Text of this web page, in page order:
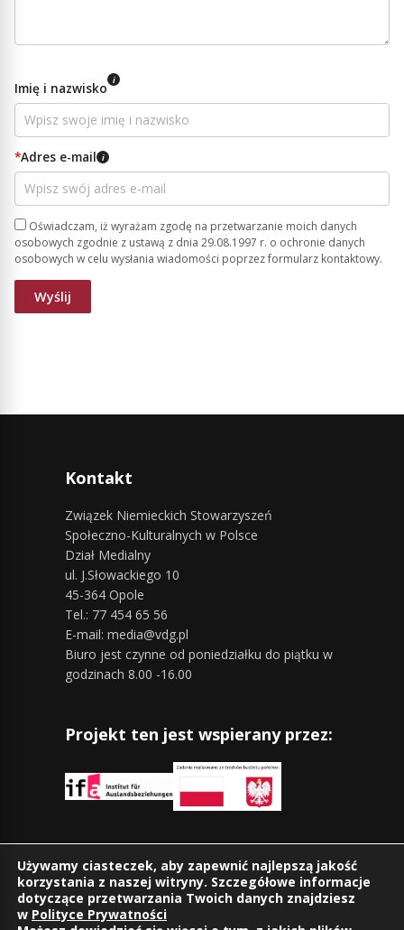
Imię i nazwisko i
*Adres e-mail i
Oświadczam, iż wyrażam zgodę na przetwarzanie moich danych
osobowych zgodnie z ustawą z dnia 29.08.1997 r. o ochronie danych
osobowych w celu wysłania wiadomości poprzez formularz kontaktowy.
Kontakt
Związek Niemieckich Stowarzyszeń
Społeczno-Kulturalnych w Polsce
Dział Medialny
ul. J.Słowackiego 10
45-364 Opole
Tel.: 77 454 65 56
E-mail: media@vdg.pl
Biuro jest czynne od poniedziałku do piątku w
godzinach 8.00 -16.00
Projekt ten jest wspierany przez:
Znajdziesz nas również na:
Używamy ciasteczek, aby zapewnić najlepszą jakość
korzystania z naszej witryny. Szczegółowe informacje
dotyczące przetwarzania Twoich danych znajdziesz
w Polityce Prywatności